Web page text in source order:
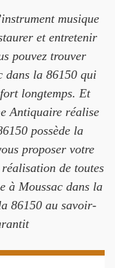
musique
et entretenir
pouvez trouver
dans la 86150 qui
longtemps. Et
Antiquaire réalise
possède la
proposer votre
de toutes
à Moussac dans la
86150 au savoir-